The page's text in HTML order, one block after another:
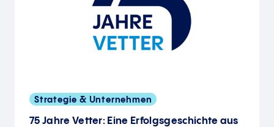
Strategie & Unternehmen
75 Jahre Vetter: Eine Erfolgsgeschichte aus